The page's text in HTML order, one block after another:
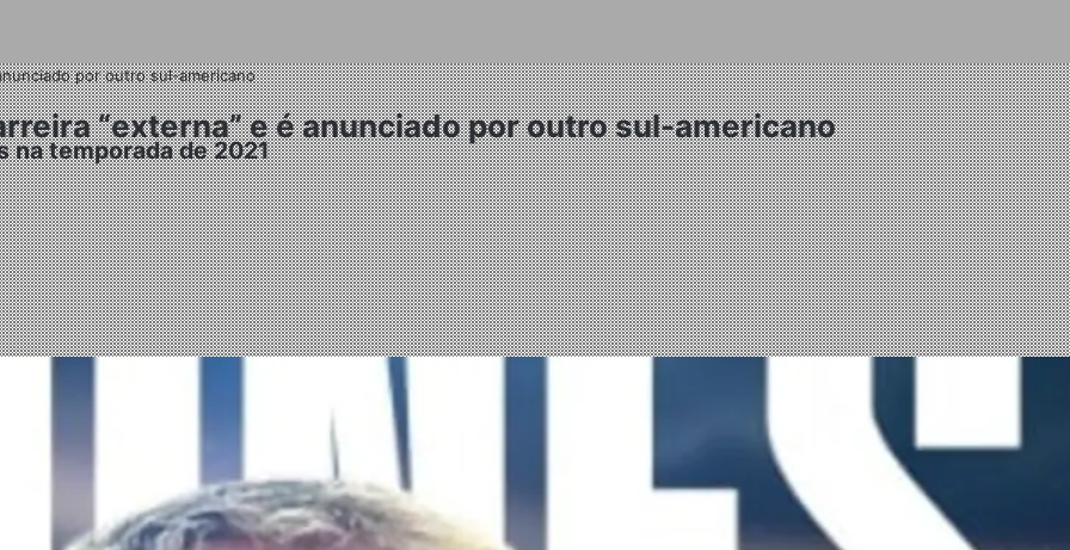
por outro sul-americano
“externa” e é anunciado por outro sul-americano
na temporada de 2021